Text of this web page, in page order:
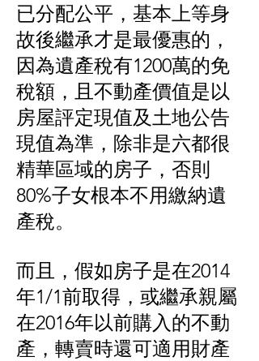
已分配公平，基本上等身
故後繼承才是最優惠的，
因為遺產稅有1200萬的免
稅額，且不動產價值是以
房屋評定現值及土地公告
現值為準，除非是六都很
精華區域的房子，否則
80%子女根本不用繳納遺
產稅。
而且，假如房子是在2014
年1/1前取得，或繼承親屬
在2016年以前購入的不動
產，轉賣時還可適用財產